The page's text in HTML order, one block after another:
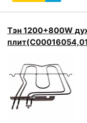
Тэн 1200+800W